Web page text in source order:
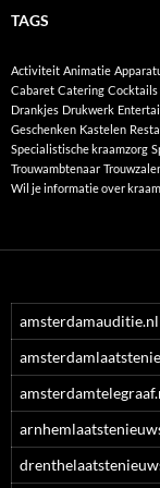
TAGS
Activiteit Animatie
Cabaret Catering Cocktails
Drankjes Drukwerk
Geschenken Kastelen
Specialistische kraamzorg
Trouwambtenaar
Wil je informatie over
amsterdamauditie.nl